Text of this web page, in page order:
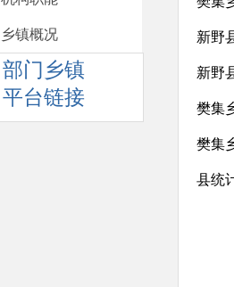
乡镇概况
部门乡镇
平台链接
新野
樊集
樊集
县统